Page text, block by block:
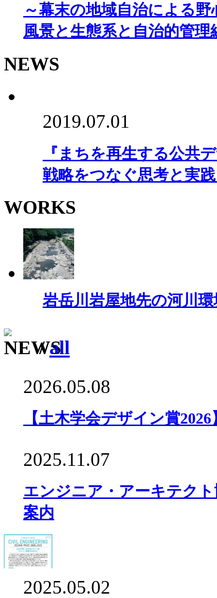
～幕末の地域自治による
風景と生態系と自治的管理
NEWS
2019.07.01
『まちを再生する公
戦略をつなぐ思考と実
WORKS
岩岳川岩屋地先の河川
/all
2026.05.08
【土木学会デザイン賞
2025.11.07
エンジニア・アーキテク
案内
2025.05.02